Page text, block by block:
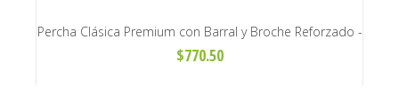
Percha Clásica Premium con Barral y Broche Reforzado -
Art. H190
$770.50